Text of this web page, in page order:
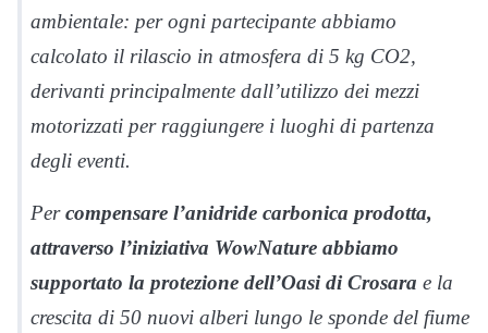
ambientale: per ogni partecipante abbiamo
calcolato il rilascio in atmosfera di 5 kg CO2,
derivanti principalmente dall’utilizzo dei mezzi
motorizzati per raggiungere i luoghi di partenza
degli eventi.
Percompensare l’anidride carbonica prodotta,
attraverso l’iniziativa WowNature abbiamo
supportato la protezione dell’Oasi di Crosara e la
crescita di 50 nuovi alberi lungo le sponde del fiume